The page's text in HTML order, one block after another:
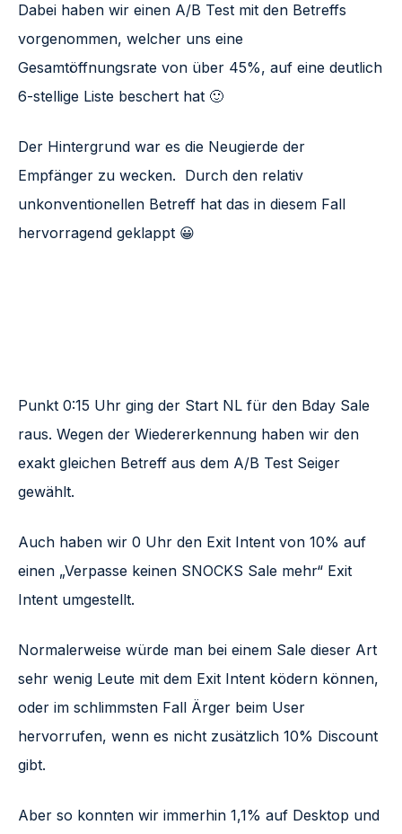
Dabei haben wir einen A/B Test mit den Betreffs
vorgenommen, welcher uns eine
Gesamtöffnungsrate von über 45%, auf eine deutlich
6-stellige Liste beschert hat 🙂
Der Hintergrund war es die Neugierde der
Empfänger zu wecken. Durch den relativ
unkonventionellen Betreff hat das in diesem Fall
hervorragend geklappt 😀
Punkt 0:15 Uhr ging der Start NL für den Bday Sale
raus. Wegen der Wiedererkennung haben wir den
exakt gleichen Betreff aus dem A/B Test Seiger
gewählt.
Auch haben wir 0 Uhr den Exit Intent von 10% auf
einen „Verpasse keinen SNOCKS Sale mehr“ Exit
Intent umgestellt.
Normalerweise würde man bei einem Sale dieser Art
sehr wenig Leute mit dem Exit Intent ködern können,
oder im schlimmsten Fall Ärger beim User
hervorrufen, wenn es nicht zusätzlich 10% Discount
gibt.
Aber so konnten wir immerhin 1,1% auf Desktop und